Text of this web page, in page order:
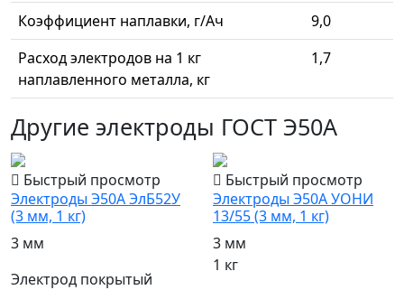
Коэффициент наплавки, г/Ач
9,0
Расход электродов на 1 кг
наплавленного металла, кг
1,7
Другие электроды ГОСТ Э50А
Быстрый просмотр
Электроды Э50А ЭлБ52У
(3 мм, 1 кг)
3 мм
Электрод покрытый
Быстрый просмотр
Электроды Э50А УОНИ
13/55 (3 мм, 1 кг)
3 мм
1 кг